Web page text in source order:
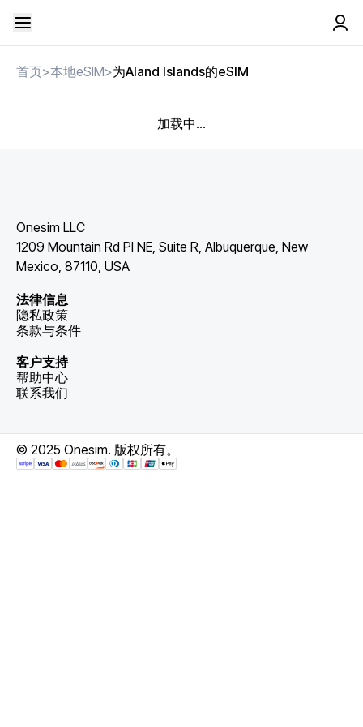
首页>本地eSIM>为Aland Islands的eSIM
加载中...
Onesim LLC
1209 Mountain Rd Pl NE, Suite R, Albuquerque, New
Mexico, 87110, USA
法律信息
隐私政策
条款与条件
客户支持
帮助中心
联系我们
© 2025 Onesim. 版权所有。